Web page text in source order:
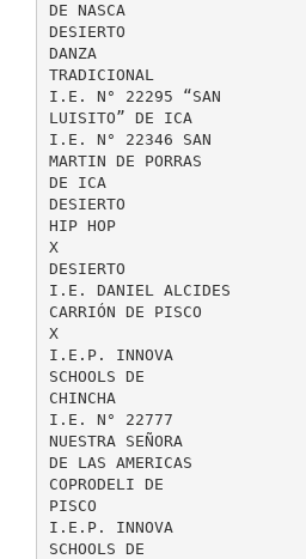
DE NASCA
DESIERTO
DANZA
TRADICIONAL
I.E. N° 22295 “SAN
LUISITO” DE ICA
I.E. N° 22346 SAN
MARTIN DE PORRAS
DE ICA
DESIERTO
HIP HOP
X
DESIERTO
I.E. DANIEL ALCIDES
CARRIÓN DE PISCO
X
I.E.P. INNOVA
SCHOOLS DE
CHINCHA
I.E. N° 22777
NUESTRA SEÑORA
DE LAS AMERICAS
COPRODELI DE
PISCO
I.E.P. INNOVA
SCHOOLS DE